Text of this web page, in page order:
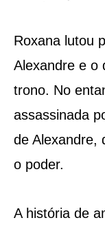
Roxana lutou
Alexandre e o
trono. No
assassinada
de Alexandre,
o poder.
A história de